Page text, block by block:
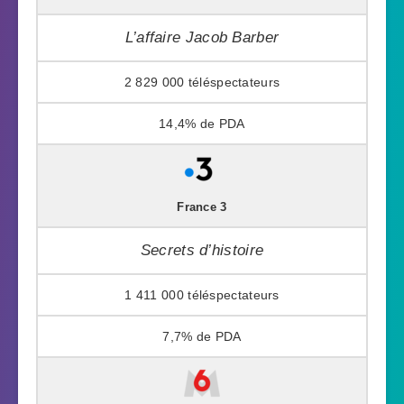
L’affaire Jacob Barber
2 829 000
14,4%
France 3
Secrets d’histoire
1 411 000
7,7%